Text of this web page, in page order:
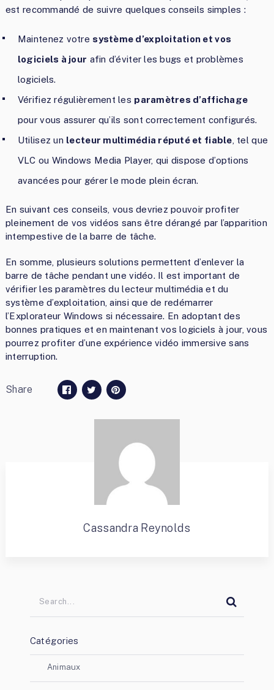
est recommandé de suivre quelques conseils simples :
Maintenez votre système d’exploitation et vos
logiciels à jour afin d’éviter les bugs et problèmes
logiciels.
Vérifiez régulièrement les paramètres d’affichage
pour vous assurer qu’ils sont correctement configurés.
Utilisez un lecteur multimédia réputé et fiable , tel que
VLC ou Windows Media Player, qui dispose d’options
avancées pour gérer le mode plein écran.
En suivant ces conseils, vous devriez pouvoir profiter
pleinement de vos vidéos sans être dérangé par l’apparition
intempestive de la barre de tâche.
En somme, plusieurs solutions permettent d’enlever la
barre de tâche pendant une vidéo. Il est important de
vérifier les paramètres du lecteur multimédia et du
système d’exploitation, ainsi que de redémarrer
l’Explorateur Windows si nécessaire. En adoptant des
bonnes pratiques et en maintenant vos logiciels à jour, vous
pourrez profiter d’une expérience vidéo immersive sans
interruption.
Share
Cassandra Reynolds
Catégories
Animaux